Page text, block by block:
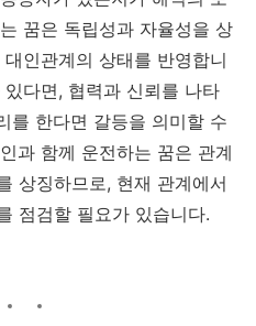
꿈은 독립성과 자율성을 상
인관계의 상태를 반영합니
다면, 협력과 신뢰를 나타
를 한다면 갈등을 의미할 수
과 함께 운전하는 꿈은 관계
상징하므로, 현재 관계에서
점검할 필요가 있습니다.